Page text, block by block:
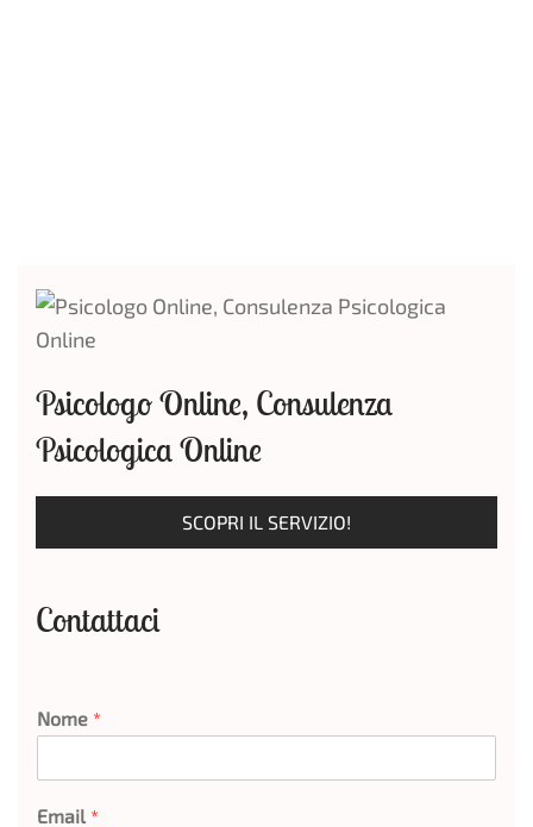
Psicologo Online, Consulenza
Psicologica Online
SCOPRI IL SERVIZIO!
Contattaci
Nome *
Email *